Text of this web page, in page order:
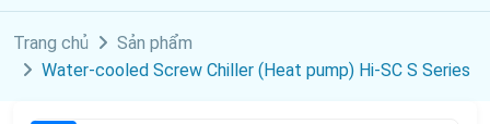
Trang chủ
Sản phẩm
Water-cooled Screw Chiller (Heat pump) Hi-SC S Series